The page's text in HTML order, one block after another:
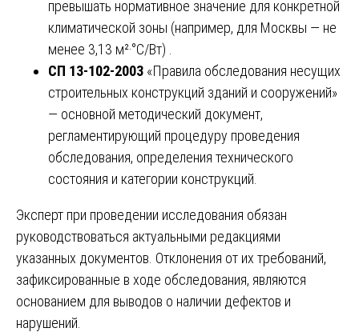
превышать нормативное значение для конкретной
климатической зоны (например, для Москвы — не
менее 3,13 м²·°C/Вт) .
СП 13-102-2003 «Правила обследования несущих
строительных конструкций зданий и сооружений»
— основной методический документ,
регламентирующий процедуру проведения
обследования, определения технического
состояния и категории конструкций.
Эксперт при проведении исследования обязан
руководствоваться актуальными редакциями
указанных документов. Отклонения от их требований,
зафиксированные в ходе обследования, являются
основанием для выводов о наличии дефектов и
нарушений.